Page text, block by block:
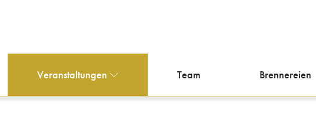
Veranstaltungen Team Brennereien